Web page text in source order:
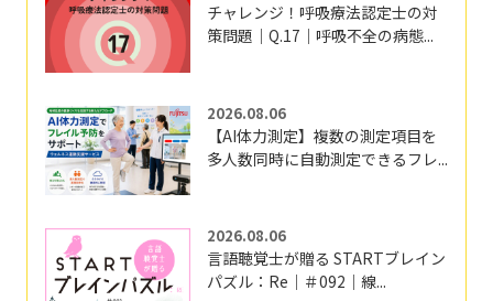
チャレンジ！呼吸療法認定士の対
策問題｜Q.17｜呼吸不全の病態...
2026.08.06
【AI体力測定】複数の測定項目を
多人数同時に自動測定できるフレ...
2026.08.06
言語聴覚士が贈る STARTブレイン
パズル：Re｜＃092｜線...